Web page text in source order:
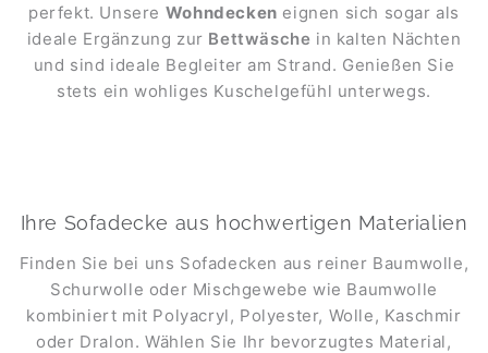
perfekt. Unsere Wohndecken eignen sich sogar als
ideale Ergänzung zur Bettwäsche in kalten Nächten
und sind ideale Begleiter am Strand. Genießen Sie
stets ein wohliges Kuschelgefühl unterwegs.
Ihre Sofadecke aus hochwertigen Materialien
Finden Sie bei uns Sofadecken aus reiner Baumwolle,
Schurwolle oder Mischgewebe wie Baumwolle
kombiniert mit Polyacryl, Polyester, Wolle, Kaschmir
oder Dralon. Wählen Sie Ihr bevorzugtes Material,